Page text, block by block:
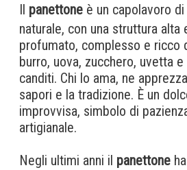
Il panettone è un capolavoro
naturale, con una struttura alta
profumato, complesso e ricco
burro, uova, zucchero, uvetta
canditi. Chi lo ama, ne
sapori e la tradizione. È un
improvvisa, simbolo di
artigianale.
Negli ultimi anni il panettone